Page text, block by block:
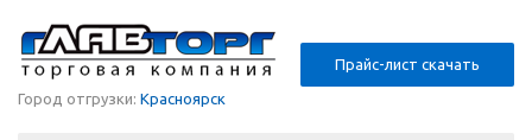
Прайс-лист скачать
Город отгрузки: Красноярск